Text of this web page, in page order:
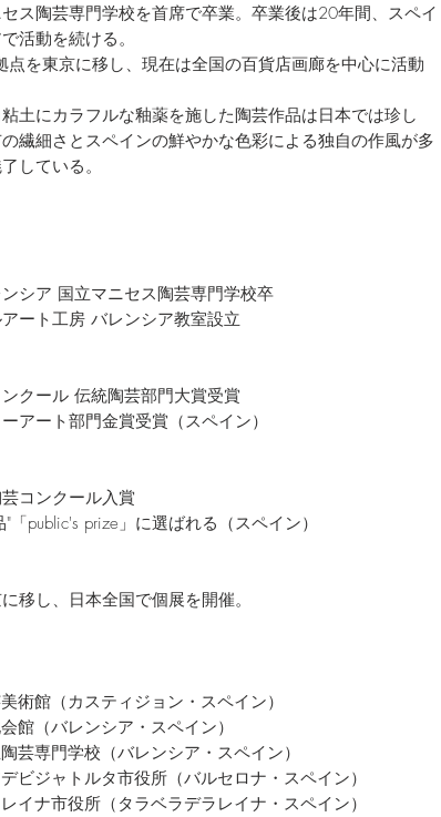
ス陶芸専門学校を首席で卒業。卒業後は20年間、スペイ
活動を続ける。
点を東京に移し、現在は全国の百貨店画廊を中心に活動
土にカラフルな釉薬を施した陶芸作品は日本では珍し
繊細さとスペインの鮮やかな色彩による独自の作風が多
している。
シア 国立マニセス陶芸専門学校卒
ート工房 バレンシア教室設立
クール 伝統陶芸部門大賞受賞
アート部門金賞受賞（スペイン）
コンクール入賞
「public's prize」に選ばれる（スペイン）​
移し、日本全国で個展を開催。
術館（カスティジョン・スペイン）
館（バレンシア・スペイン）
芸専門学校（バレンシア・スペイン）
ビジャトルタ市役所（バルセロナ・スペイン）
イナ市役所（タラベラデラレイナ・スペイン）